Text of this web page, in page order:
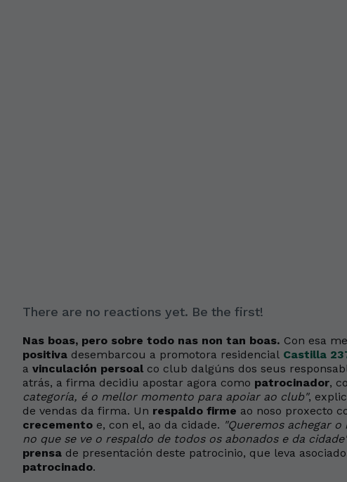
There are no reactions yet. Be the first!
Nas boas, pero sobre todo nas non tan boas. Con esa
positiva desembarcou a promotora residencial Castilla
a vinculación persoal co club dalgúns dos seus
atrás, a firma decidiu apostar agora como patrocinador,
categoría, é o mellor momento para apoiar ao club",
de vendas da firma. Un respaldo firme ao noso proxecto
crecemento e, con el, ao da cidade. "Queremos achegar
no que se ve o respaldo de todos os abonados e da
prensa de presentación deste patrocinio, que leva
patrocinado.